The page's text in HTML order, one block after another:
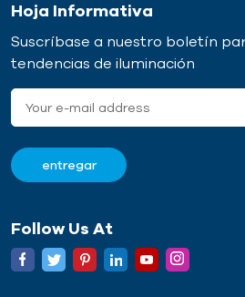
Hoja Informativa
Suscríbase a nuestro boletín
tendencias de iluminación
Follow Us At